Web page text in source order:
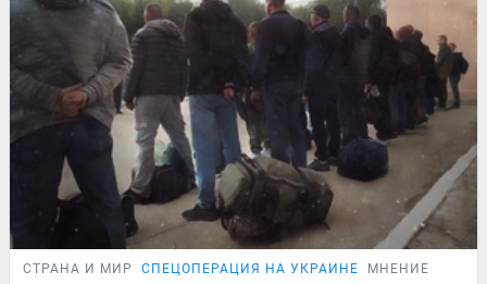
СТРАНА И МИР СПЕЦОПЕРАЦИЯ НА УКРАИНЕ МНЕНИЕ